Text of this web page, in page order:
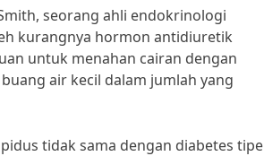
seorang ahli endokrinologi
kurangnya hormon antidiuretik
untuk menahan cairan dengan
air kecil dalam jumlah yang
tidak sama dengan diabetes tipe